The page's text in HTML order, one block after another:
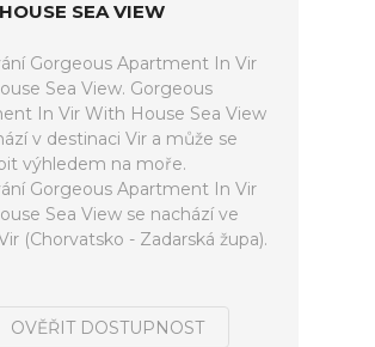
SEA VIEW
Gorgeous Apartment In Vir
Sea View. Gorgeous
In Vir With House Sea View
v destinaci Vir a může se
výhledem na moře.
Gorgeous Apartment In Vir
Sea View se nachází ve
(Chorvatsko - Zadarská župa).
OVĚŘIT DOSTUPNOST